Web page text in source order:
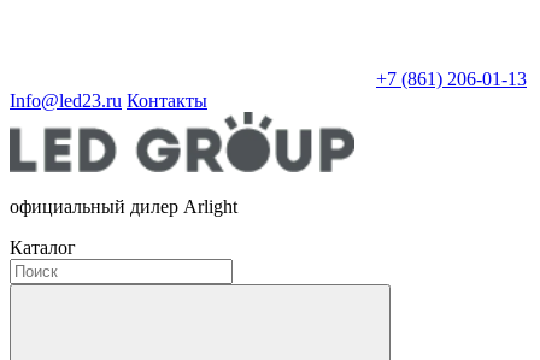
+7 (861) 206-01-13
Info@led23.ru Контакты
официальный дилер Arlight
Каталог